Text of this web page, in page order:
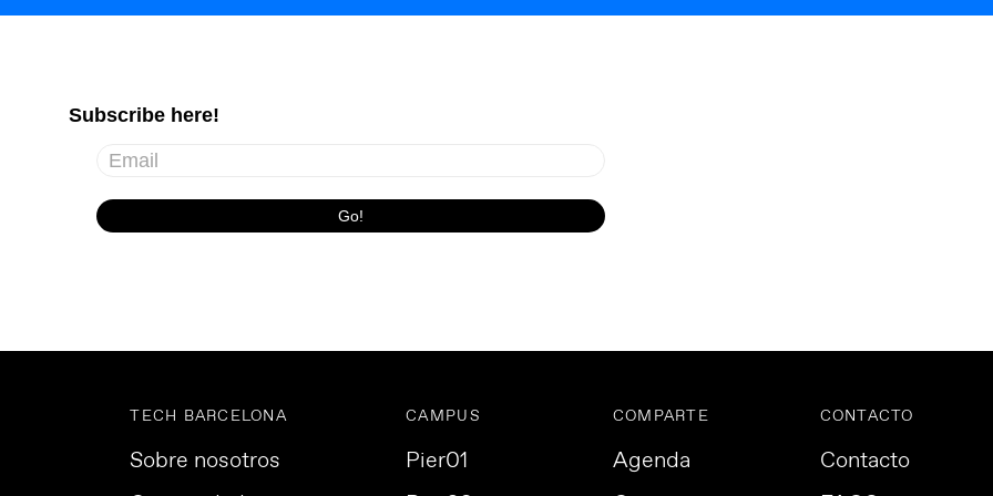
TECH BARCELONA
Sobre nosotros
CAMPUS
Pier01
COMPARTE
Agenda
CONTACTO
Contacto